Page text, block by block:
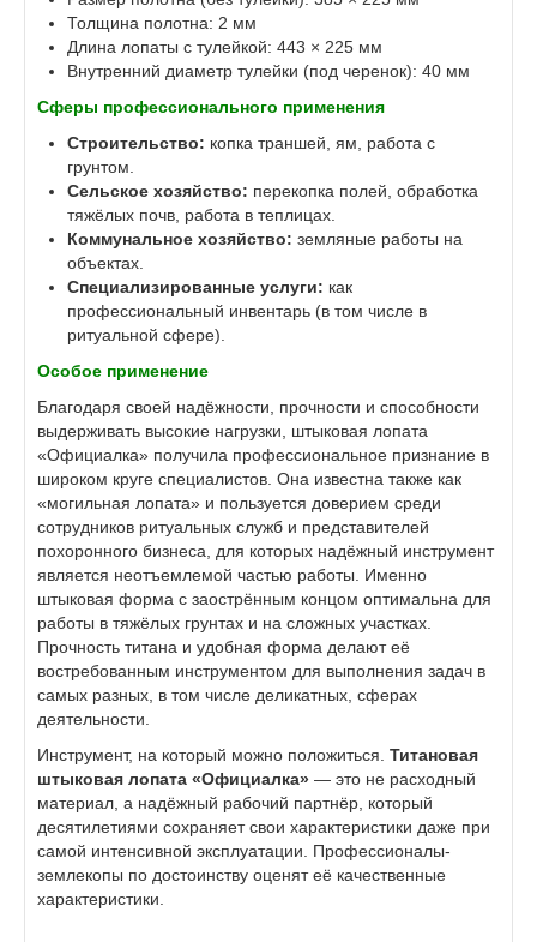
Толщина полотна: 2 мм
Длина лопаты с тулейкой: 443 × 225 мм
Внутренний диаметр тулейки (под черенок): 40 мм
Сферы профессионального применения
Строительство: копка траншей, ям, работа с
грунтом.
Сельское хозяйство: перекопка полей, обработка
тяжёлых почв, работа в теплицах.
Коммунальное хозяйство: земляные работы на
объектах.
Специализированные услуги: как
профессиональный инвентарь (в том числе в
ритуальной сфере).
Особое применение
Благодаря своей надёжности, прочности и способности
выдерживать высокие нагрузки, штыковая лопата
«Официалка» получила профессиональное признание в
широком круге специалистов. Она известна также как
«могильная лопата» и пользуется доверием среди
сотрудников ритуальных служб и представителей
похоронного бизнеса, для которых надёжный инструмент
является неотъемлемой частью работы. Именно
штыковая форма с заострённым концом оптимальна для
работы в тяжёлых грунтах и на сложных участках.
Прочность титана и удобная форма делают её
востребованным инструментом для выполнения задач в
самых разных, в том числе деликатных, сферах
деятельности.
Инструмент, на который можно положиться. Титановая
штыковая лопата «Официалка» — это не расходный
материал, а надёжный рабочий партнёр, который
десятилетиями сохраняет свои характеристики даже при
самой интенсивной эксплуатации. Профессионалы-
землекопы по достоинству оценят её качественные
характеристики.